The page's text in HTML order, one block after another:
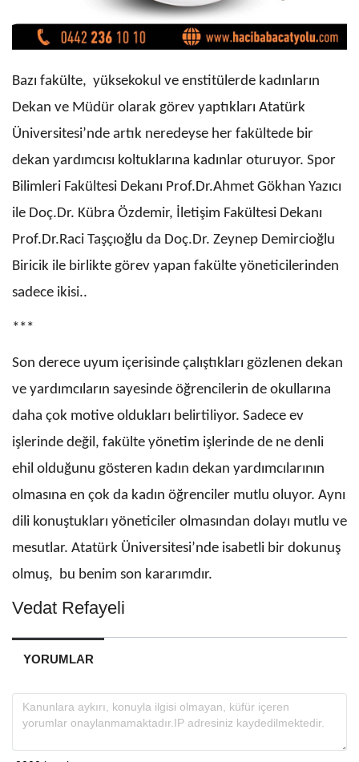
Bazı fakülte, yüksekokul ve enstitülerde kadınların
Dekan ve Müdür olarak görev yaptıkları Atatürk
Üniversitesi’nde artık neredeyse her fakültede bir
dekan yardımcısı koltuklarına kadınlar oturuyor. Spor
Bilimleri Fakültesi Dekanı Prof.Dr.Ahmet Gökhan Yazıcı
ile Doç.Dr. Kübra Özdemir, İletişim Fakültesi Dekanı
Prof.Dr.Raci Taşçıoğlu da Doç.Dr. Zeynep Demircioğlu
Biricik ile birlikte görev yapan fakülte yöneticilerinden
sadece ikisi..
***
Son derece uyum içerisinde çalıştıkları gözlenen dekan
ve yardımcıların sayesinde öğrencilerin de okullarına
daha çok motive oldukları belirtiliyor. Sadece ev
işlerinde değil, fakülte yönetim işlerinde de ne denli
ehil olduğunu gösteren kadın dekan yardımcılarının
olmasına en çok da kadın öğrenciler mutlu oluyor. Aynı
dili konuştukları yöneticiler olmasından dolayı mutlu ve
mesutlar. Atatürk Üniversitesi’nde isabetli bir dokunuş
olmuş, bu benim son kararımdır.
Vedat Refayeli
YORUMLAR